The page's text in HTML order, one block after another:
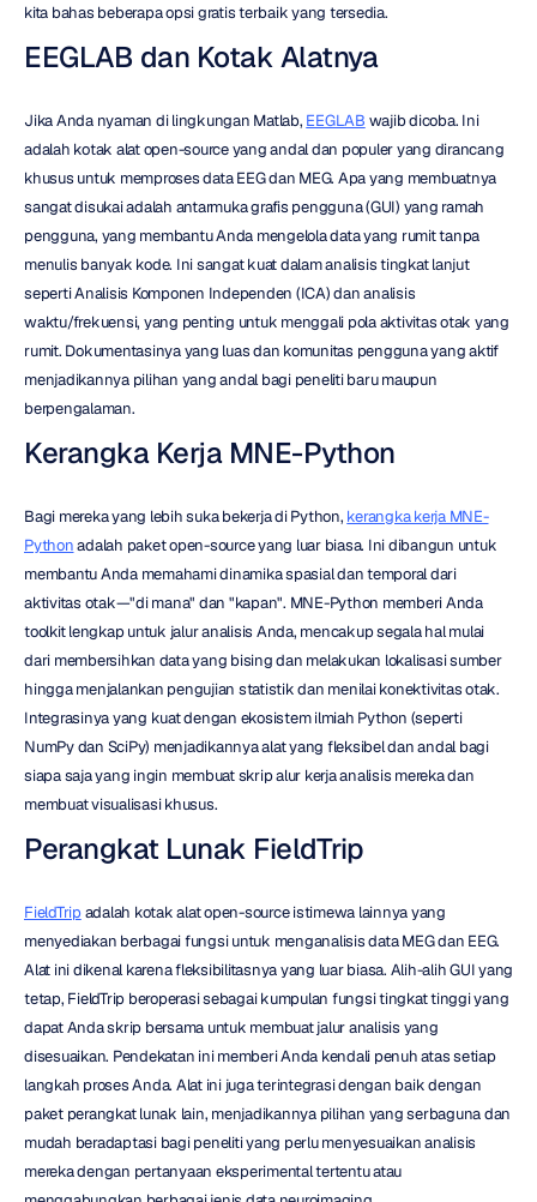
kita bahas beberapa opsi gratis terbaik yang tersedia.
EEGLAB dan Kotak Alatnya
Jika Anda nyaman di lingkungan Matlab, EEGLAB wajib dicoba. Ini
adalah kotak alat open-source yang andal dan populer yang dirancang
khusus untuk memproses data EEG dan MEG. Apa yang membuatnya
sangat disukai adalah antarmuka grafis pengguna (GUI) yang ramah
pengguna, yang membantu Anda mengelola data yang rumit tanpa
menulis banyak kode. Ini sangat kuat dalam analisis tingkat lanjut
seperti Analisis Komponen Independen (ICA) dan analisis
waktu/frekuensi, yang penting untuk menggali pola aktivitas otak yang
rumit. Dokumentasinya yang luas dan komunitas pengguna yang aktif
menjadikannya pilihan yang andal bagi peneliti baru maupun
berpengalaman.
Kerangka Kerja MNE-Python
Bagi mereka yang lebih suka bekerja di Python, kerangka kerja MNE-
Python adalah paket open-source yang luar biasa. Ini dibangun untuk
membantu Anda memahami dinamika spasial dan temporal dari
aktivitas otak—"di mana" dan "kapan". MNE-Python memberi Anda
toolkit lengkap untuk jalur analisis Anda, mencakup segala hal mulai
dari membersihkan data yang bising dan melakukan lokalisasi sumber
hingga menjalankan pengujian statistik dan menilai konektivitas otak.
Integrasinya yang kuat dengan ekosistem ilmiah Python (seperti
NumPy dan SciPy) menjadikannya alat yang fleksibel dan andal bagi
siapa saja yang ingin membuat skrip alur kerja analisis mereka dan
membuat visualisasi khusus.
Perangkat Lunak FieldTrip
FieldTrip adalah kotak alat open-source istimewa lainnya yang
menyediakan berbagai fungsi untuk menganalisis data MEG dan EEG.
Alat ini dikenal karena fleksibilitasnya yang luar biasa. Alih-alih GUI yang
tetap, FieldTrip beroperasi sebagai kumpulan fungsi tingkat tinggi yang
dapat Anda skrip bersama untuk membuat jalur analisis yang
disesuaikan. Pendekatan ini memberi Anda kendali penuh atas setiap
langkah proses Anda. Alat ini juga terintegrasi dengan baik dengan
paket perangkat lunak lain, menjadikannya pilihan yang serbaguna dan
mudah beradaptasi bagi peneliti yang perlu menyesuaikan analisis
mereka dengan pertanyaan eksperimental tertentu atau